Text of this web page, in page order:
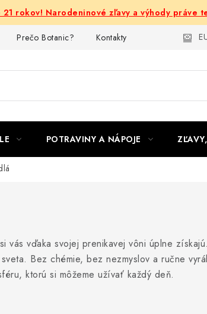
21 rokov! Narodeninové zľavy a výhody práve
Prečo Botanic? Kontakty
POTRAVINY A NÁPOJE
vás vďaka svojej prenikavej vôni úplne
Bez chémie, bez nezmyslov a ručne
ktorú si môžeme užívať každý deň.